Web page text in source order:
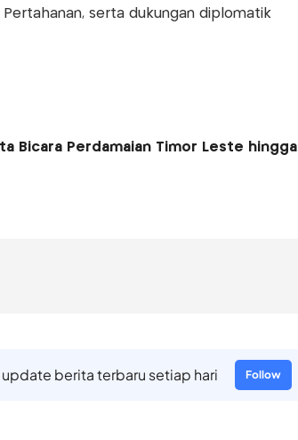
serta dukungan diplomatik
Bicara Perdamaian Timor Leste hingga
berita terbaru setiap hari Follow